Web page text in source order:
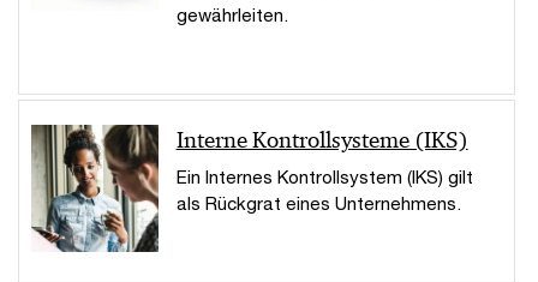
gewährleiten.
Interne Kontrollsysteme (IKS)
Ein Internes Kontrollsystem (IKS) gilt
als Rückgrat eines Unternehmens.